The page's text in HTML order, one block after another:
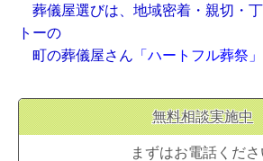
葬儀屋選びは、地域密着・親切・
トーの
町の葬儀屋さん 「ハートフル葬祭
無料相談実施中
まずはお電話くださ